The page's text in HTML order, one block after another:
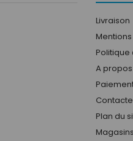
Livraison
A propos
Plan du
Magasins